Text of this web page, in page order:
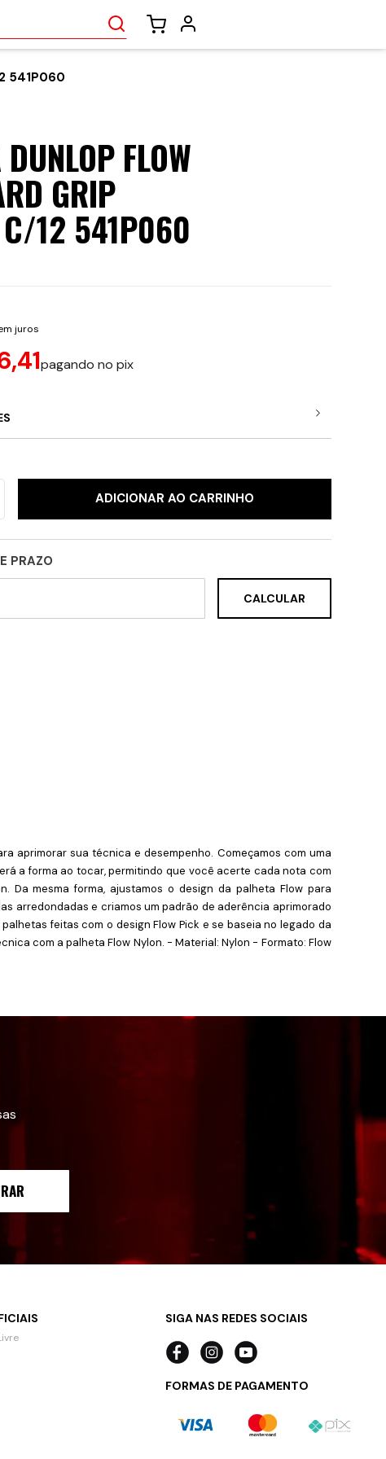
541P060
FLOW
GRIP
12 541P060
juros
pagando no pix
ADICIONAR AO CARRINHO
PRAZO
aprimorar sua técnica e desempenho. Começamos com uma
a forma ao tocar, permitindo que você acerte cada nota com
mesma forma, ajustamos o design da palheta Flow para
arredondadas e criamos um padrão de aderência aprimorado
feitas com o design Flow Pick e se baseia no legado da
com a palheta Flow Nylon. - Material: Nylon - Formato: Flow
SIGA NAS REDES SOCIAIS
FORMAS DE PAGAMENTO